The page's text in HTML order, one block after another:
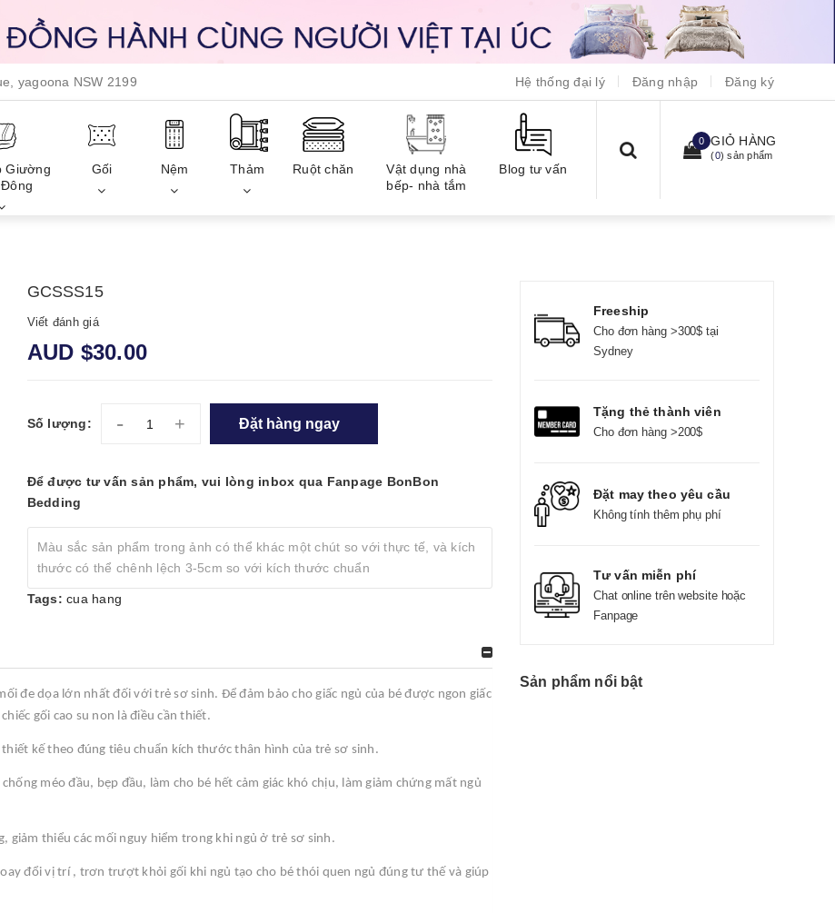
yagoona NSW 2199 Hệ thống đại lý Đăng nhập Đăng ký
Giường
Gối Nệm Thảm Ruột chăn
Vật dụng nhà
bếp- nhà tắm
Blog tư vấn
0 GIỎ HÀNG
(0) sản phẩm
GCSSS15
Viết đánh giá
AUD $30.00
Số lượng: - + Đặt hàng ngay
Để được tư vấn sản phẩm, vui lòng inbox qua Fanpage BonBon
Bedding
Màu sắc sản phẩm trong ảnh có thể khác một chút so với thực tế, và kích
thước có thể chênh lệch 3-5cm so với kích thước chuẩn
Tags: cua hang
đe dọa lớn nhất đối với trẻ sơ sinh. Để đảm bảo cho giấc ngủ của bé được ngon giấc
gối cao su non là điều cần thiết.
kế theo đúng tiêu chuẩn kích thước thân hình của trẻ sơ sinh.
méo đầu, bẹp đầu, làm cho bé hết cảm giác khó chịu, làm giảm chứng mất ngủ
giảm thiểu các mối nguy hiểm trong khi ngủ ở trẻ sơ sinh.
đổi vị trí , trơn trượt khỏi gối khi ngủ tạo cho bé thói quen ngủ đúng tư thế và giúp
Freeship
Cho đơn hàng >300$ tại
Sydney
Tặng thẻ thành viên
Cho đơn hàng >200$
Đặt may theo yêu cầu
Không tính thêm phụ phí
Tư vấn miễn phí
Chat online trên website hoặc
Fanpage
Sản phẩm nổi bật